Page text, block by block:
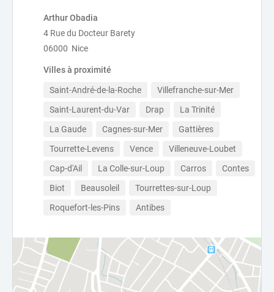
Arthur Obadia
4 Rue du Docteur Barety
06000 Nice
Villes à proximité
Saint-André-de-la-Roche
Villefranche-sur-Mer
Saint-Laurent-du-Var
Drap
La Trinité
La Gaude
Cagnes-sur-Mer
Gattières
Tourrette-Levens
Vence
Villeneuve-Loubet
Cap-d'Ail
La Colle-sur-Loup Carros
Contes
Biot
Beausoleil
Tourrettes-sur-Loup
Roquefort-les-Pins
Antibes